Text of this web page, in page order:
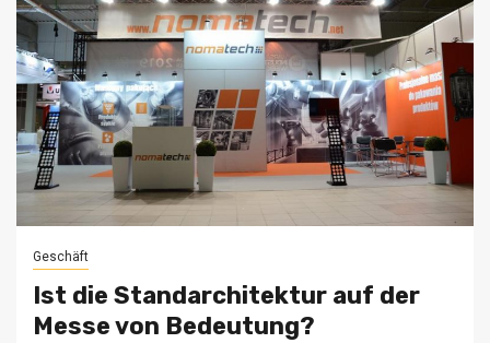
Geschäft
Ist die Standarchitektur auf der
Messe von Bedeutung?